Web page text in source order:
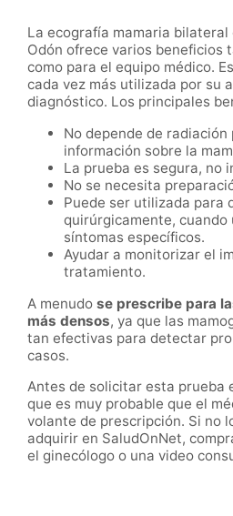
La ecografía mamaria bilateral
Odón ofrece varios beneficios
como para el equipo médico. Es
cada vez más utilizada por su
diagnóstico. Los principales
No depende de
información sobre la
La prueba es segura, no
No se necesita
Puede ser utilizada para
quirúrgicamente,
síntomas específicos.
Ayudar a monitorizar el
tratamiento.
A menudo se prescribe para
más densos, ya que las
tan efectivas para detectar
casos.
Antes de solicitar esta prueba
que es muy probable que el
volante de prescripción. Si no
adquirir en SaludOnNet,
el ginecólogo o una video